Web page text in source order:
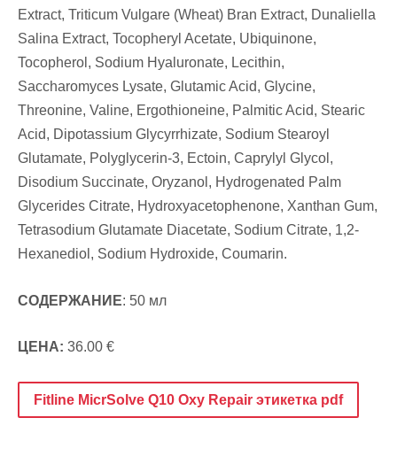
Extract, Triticum Vulgare (Wheat) Bran Extract, Dunaliella
Salina Extract, Tocopheryl Acetate, Ubiquinone,
Tocopherol, Sodium Hyaluronate, Lecithin,
Saccharomyces Lysate, Glutamic Acid, Glycine,
Threonine, Valine, Ergothioneine, Palmitic Acid, Stearic
Acid, Dipotassium Glycyrrhizate, Sodium Stearoyl
Glutamate, Polyglycerin-3, Ectoin, Caprylyl Glycol,
Disodium Succinate, Oryzanol, Hydrogenated Palm
Glycerides Citrate, Hydroxyacetophenone, Xanthan Gum,
Tetrasodium Glutamate Diacetate, Sodium Citrate, 1,2-
Hexanediol, Sodium Hydroxide, Coumarin.
СОДЕРЖАНИЕ: 50 мл
ЦЕНА: 36.00 €
Fitline MicrSolve Q10 Oxy Repair этикетка pdf